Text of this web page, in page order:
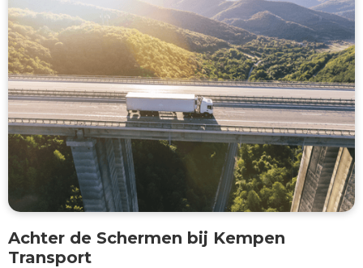
Achter de Schermen bij Kempen
Transport